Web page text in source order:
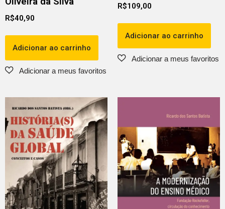
R$40,90
Adicionar ao carrinho
R$109,00
Adicionar ao carrinho